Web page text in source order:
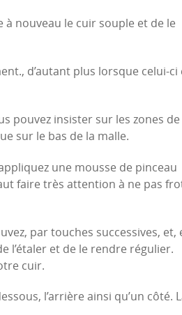
nouveau le cuir souple et de le
d’autant plus lorsque celui-ci
pouvez insister sur les zones de
sur le bas de la malle.
une mousse de pinceau
faire très attention à ne pas
par touches successives, et,
l’étaler et de le rendre régulier.
cuir.
l’arrière ainsi qu’un côté.